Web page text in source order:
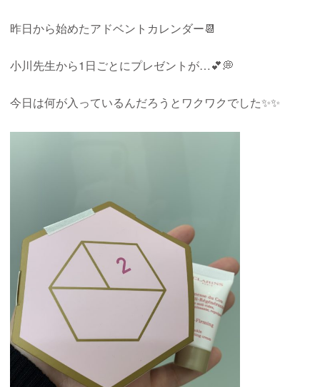
昨日から始めたアドベントカレンダー📆
小川先生から1日ごとにプレゼントが…💕💭
今日は何が入っているんだろうとワクワクでした✨✨